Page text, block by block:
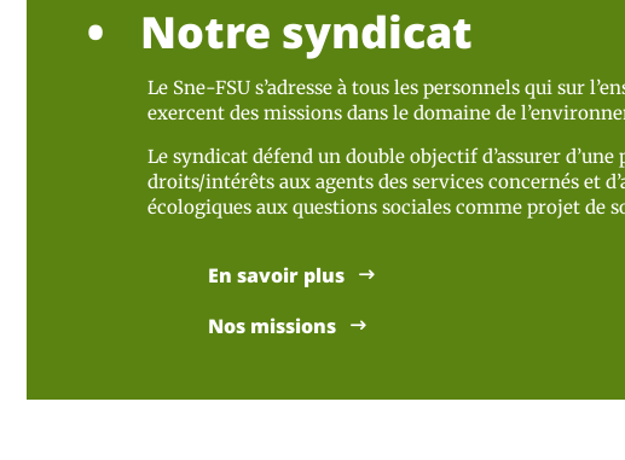
Notre syndicat
Le Sne-FSU s’adresse à tous les personnels qui sur
exercent des missions dans le domaine de
Le syndicat défend un double objectif d’assurer d’une
droits/intérêts aux agents des services concernés et
écologiques aux questions sociales comme projet de
En savoir plus
Nos missions